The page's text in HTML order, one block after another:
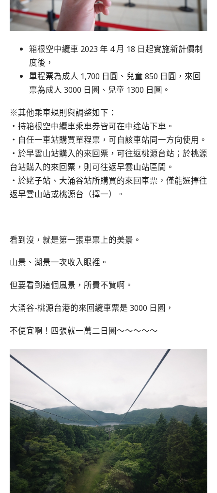
箱根空中纜車 2023 年 4 月 18 日起實施新計價制
度後，
單程票為成人 1,700 日圓、兒童 850 日圓，來回
票為成人 3000 日圓、兒童 1300 日圓。
※其他乘車規則與調整如下：
・持箱根空中纜車乘車券皆可在中途站下車。
・自任一車站購買單程票，可自該車站同一方向使用。
・於早雲山站購入的來回票，可往返桃源台站；於桃源
台站購入的來回票，則可往返早雲山站區間。
・於姥子站、大涌谷站所購買的來回車票，僅能選擇往
返早雲山站或桃源台（擇一）。
看到沒，就是第一張車票上的美景。
山景、湖景一次收入眼裡。
但要看到這個風景，所費不貲啊。
大涌谷-桃源台港的來回纜車票是 3000 日圓，
不便宜啊！四張就一萬二日圓～～～～～